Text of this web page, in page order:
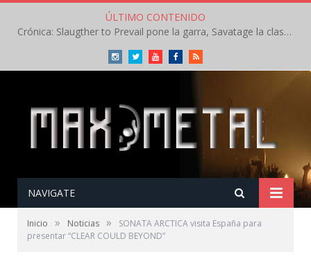
ÚLTIMO CONTENIDO
Crónica: Slaugther to Prevail pone la garra, Savatage la clase en la apertura del Leyendas del Rock – Miércoles – Agosto 2026
InstagramTwitterYoutubeFacebookRSS
NAVIGATE
Inicio » Noticias »
SONATA ARCTICA visita España para
presentar “CLEAR COULD BEYOND”